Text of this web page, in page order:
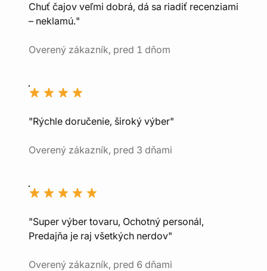
Chuť čajov veľmi dobrá, dá sa riadiť recenziami
– neklamú."
Overený zákazník, pred 1 dňom
"Rýchle doručenie, široký výber"
Overený zákazník, pred 3 dňami
"Super výber tovaru, Ochotný personál,
Predajňa je raj všetkých nerdov"
Overený zákazník, pred 6 dňami